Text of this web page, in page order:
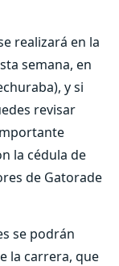
realizará en la
semana, en
y si
revisar
la cédula de
de Gatorade
se podrán
la carrera, que